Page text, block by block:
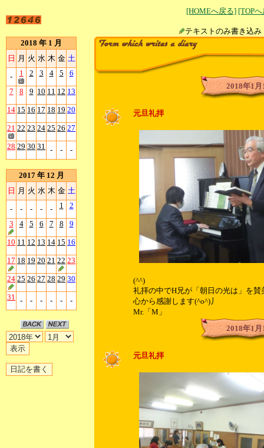
[HOMEへ戻る] [TOP
テキストのみ書
2018 年 1 月
日 月 火 水 木 金 土
- 1 2 3 4 5 6
7 8 9 10 11 12 13
14 15 16 17 18 19 20
21 22 23 24 25 26 27
28 29 30 31 - - -
2017 年 12 月
日 月 火 水 木 金 土
- - - - - 1 2
3 4 5 6 7 8 9
10 11 12 13 14 15 16
17 18 19 20 21 22 23
24 25 26 27 28 29 30
31 - - - - - -
2018年1月
元旦礼拝
(^^)
礼拝の中でH兄が「朝日の光は」を
心から感謝します(^o^)丿
Mr.「M」
2018年1月
元旦礼拝